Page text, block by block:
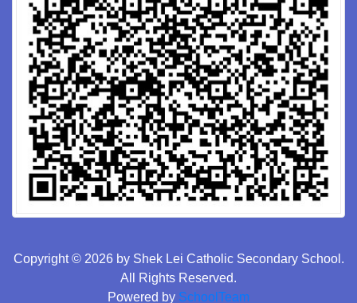
Copyright © 2026 by Shek Lei Catholic Secondary School.
All Rights Reserved.
Powered by SchoolTeam